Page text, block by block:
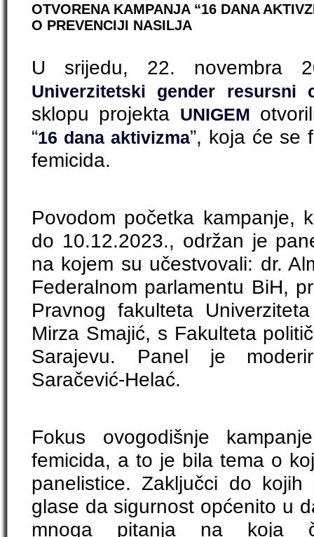
OTVORENA KAMPANJA “16 DANA
O PREVENCIJI NASILJA
U srijedu, 22. novembra
Univerzitetski gender resursni
sklopu projekta UNIGEM
“16 dana aktivizma”, koja će se
femicida.
Povodom početka kampanje,
do 10.12.2023., održan je
na kojem su učestvovali: dr.
Federalnom parlamentu BiH,
Pravnog fakulteta
Mirza Smajić, s Fakulteta
Sarajevu. Panel je
Saračević-Helać.
Fokus ovogodišnje
femicida, a to je bila tema o
panelistice. Zaključci do
glase da sigurnost općenito u
mnoga pitanja na koja